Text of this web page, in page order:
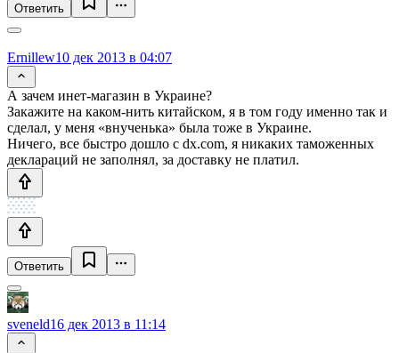
Ответить
Ernillew10 дек 2013 в 04:07
А зачем инет-магазин в Украине?
Закажите на каком-нить китайском, я в том году именно так и
сделал, у меня «внученька» была тоже в Украине.
Ничего, все быстро дошло с dx.com, я никаких таможенных
деклараций не заполнял, за доставку не платил.
Ответить
sveneld16 дек 2013 в 11:14